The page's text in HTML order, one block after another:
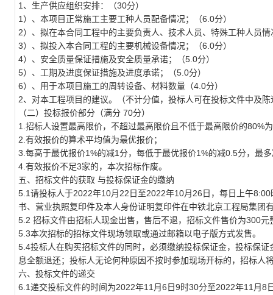
1、生产供应组织安排：（30分）
1）、本项目正常施工主要工种人员配备情况；（6.0分）
2）、拟在本合同工程中的主要负责人、技术人员、特殊工种人员
3）、拟投入本合同工程的主要机械设备情况；（6.0分）
4）、安全质量保证措施及安全质量承诺；（5.0分）
5）、工期及进度保证措施及进度承诺；（5.0分）
6）、用于本项目施工的周转设备、材料数量（4.0分）
2、对本工程项目的建议。（不计分值，投标人可在投标文件中及
（二）投标报价部分（满分 70分）
1.招标人设置最高限价，不超过最高限价且不低于最高限价的80%
2.有效报价的算术平均值为最优报价；
3.每高于最优报价1%的减1分，每低于最优报价1%的减0.5分，最
4.有效报价不足3家的，本次招标作废。
五、招标文件的获取 与投标保证金的缴纳
5.1请投标人于2022年10月 22 日至2022年10月 26 日，每日上午8:00
书、营业执照复印件及本人身份证明复印件在中铁北京工程局集团
5.2 招标文件由招标人现金出售，售后不退，招标文件售价为300元
5.3本次招标的招标文件现场领取或通过邮箱以电子版方式发售。
5.4投标人在购买招标文件的同时，必须缴纳投标保证金，投标保证
息全额退还；投标人无论何种原因不按时参加现场开标的，招标人
六、投标文件的递交
6.1递交投标文件的时间为2022年11 月6 日9时30分至2022年11 月8